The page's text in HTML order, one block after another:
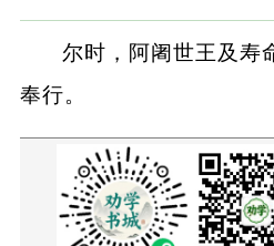
尔时，阿阇世王及寿
奉行。